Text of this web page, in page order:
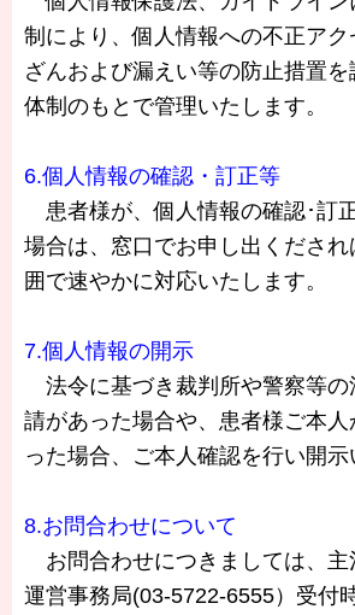
制により、個人情報への不正ア
ざんおよび漏えい等の防止措置
体制のもとで管理いたします。
6.個人情報の確認・訂正等
患者様が、個人情報の確認･訂
場合は、窓口でお申し出くださ
囲で速やかに対応いたします。
7.個人情報の開示
法令に基づき裁判所や警察等の
請があった場合や、患者様ご本
った場合、ご本人確認を行い開示
8.お問合わせについて
お問合わせにつきましては、主
運営事務局(03-5722-6555）受付